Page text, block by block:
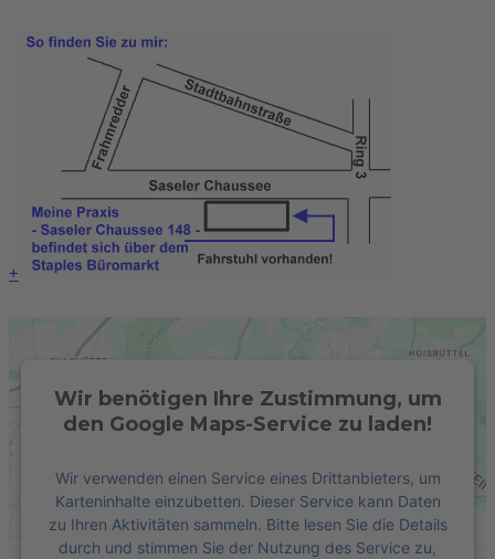
+
Wir benötigen Ihre Zustimmung, um
den Google Maps-Service zu laden!
Wir verwenden einen Service eines Drittanbieters, um
Karteninhalte einzubetten. Dieser Service kann Daten
zu Ihren Aktivitäten sammeln. Bitte lesen Sie die Details
durch und stimmen Sie der Nutzung des Service zu,